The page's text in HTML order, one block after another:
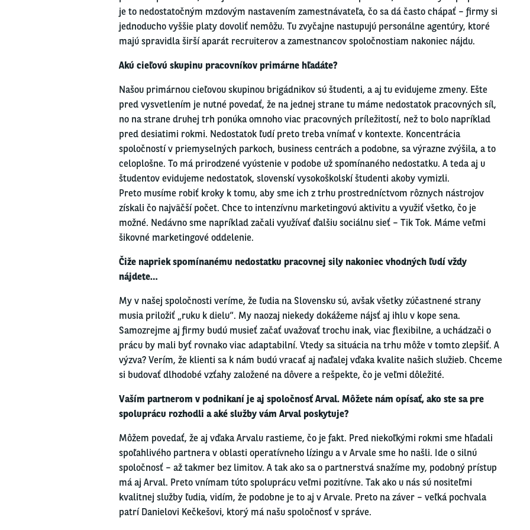
je to nedostatočným mzdovým nastavením zamestnávateľa, čo sa dá často chápať – firmy si
jednoducho vyššie platy dovoliť nemôžu. Tu zvyčajne nastupujú personálne agentúry, ktoré
majú spravidla širší aparát recruiterov a zamestnancov spoločnostiam nakoniec nájdu.
Akú cieľovú skupinu pracovníkov primárne hľadáte?
Našou primárnou cieľovou skupinou brigádnikov sú študenti, a aj tu evidujeme zmeny. Ešte
pred vysvetlením je nutné povedať, že na jednej strane tu máme nedostatok pracovných síl,
no na strane druhej trh ponúka omnoho viac pracovných príležitostí, než to bolo napríklad
pred desiatimi rokmi. Nedostatok ľudí preto treba vnímať v kontexte. Koncentrácia
spoločností v priemyselných parkoch, business centrách a podobne, sa výrazne zvýšila, a to
celoplošne. To má prirodzené vyústenie v podobe už spomínaného nedostatku. A teda aj u
študentov evidujeme nedostatok, slovenskí vysokoškolskí študenti akoby vymizli.
Preto musíme robiť kroky k tomu, aby sme ich z trhu prostredníctvom rôznych nástrojov
získali čo najväčší počet. Chce to intenzívnu marketingovú aktivitu a využiť všetko, čo je
možné. Nedávno sme napríklad začali využívať ďalšiu sociálnu sieť – Tik Tok. Máme veľmi
šikovné marketingové oddelenie.
Čiže napriek spomínanému nedostatku pracovnej sily nakoniec vhodných ľudí vždy
nájdete…
My v našej spoločnosti veríme, že ľudia na Slovensku sú, avšak všetky zúčastnené strany
musia priložiť „ruku k dielu“. My naozaj niekedy dokážeme nájsť aj ihlu v kope sena.
Samozrejme aj firmy budú musieť začať uvažovať trochu inak, viac flexibilne, a uchádzači o
prácu by mali byť rovnako viac adaptabilní. Vtedy sa situácia na trhu môže v tomto zlepšiť. A
výzva? Verím, že klienti sa k nám budú vracať aj naďalej vďaka kvalite našich služieb. Chceme
si budovaťdlhodobé vzťahy založené na dôvere a rešpekte, čo je veľmi dôležité.
Vaším partnerom v podnikaní je aj spoločnosť Arval. Môžete nám opísať, akoste sa pre
spoluprácu rozhodli a aké služby vám Arval poskytuje?
Môžem povedať, že aj vďaka Arvalu rastieme, čo je fakt. Pred niekoľkými rokmi sme hľadali
spoľahlivého partnera v oblasti operatívneho lízingu a v Arvale sme ho našli. Ide o silnú
spoločnosť – až takmer bez limitov. A tak ako sa o partnerstvá snažíme my, podobný prístup
má aj Arval. Preto vnímam túto spoluprácu veľmi pozitívne. Tak ako u nás sú nositeľmi
kvalitnej služby ľudia, vidím, že podobne je to aj v Arvale. Preto na záver – veľká pochvala
patrí Danielovi Kečkešovi, ktorý má našu spoločnosť v správe.